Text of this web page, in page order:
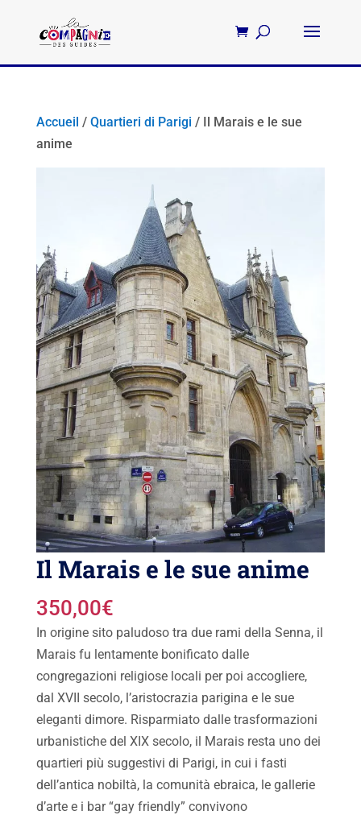
Accueil / Quartieri di Parigi / Il Marais e le sue
anime
Il Marais e le sue anime
350,00€
In origine sito paludoso tra due rami della Senna, il
Marais fu lentamente bonificato dalle
congregazioni religiose locali per poi accogliere,
dal XVII secolo, l’aristocrazia parigina e le sue
eleganti dimore. Risparmiato dalle trasformazioni
urbanistiche del XIX secolo, il Marais resta uno dei
quartieri più suggestivi di Parigi, in cui i fasti
dell’antica nobiltà, la comunità ebraica, le gallerie
d’arte e i bar “gay friendly” convivono